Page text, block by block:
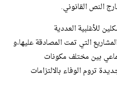
النص القانوني.
للأغلبية العددية
التي تمت المصادقة عليها،و
بين مختلف مكونات
تروم الوفاء بالالتزامات